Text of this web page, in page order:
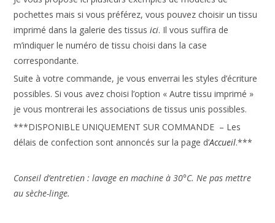
pochettes mais si vous préférez, vous pouvez choisir un tissu
imprimé dans la galerie des tissus ici. Il vous suffira de
m’indiquer le numéro de tissu choisi dans la case
correspondante.
Suite à votre commande, je vous enverrai les styles d’écriture
possibles. Si vous avez choisi l’option « Autre tissu imprimé »
je vous montrerai les associations de tissus unis possibles.
***DISPONIBLE UNIQUEMENT SUR COMMANDE – Les
délais de confection sont annoncés sur la page d’Accueil.***
Conseil d’entretien : lavage en machine à 30°C. Ne pas mettre
au sèche-linge.